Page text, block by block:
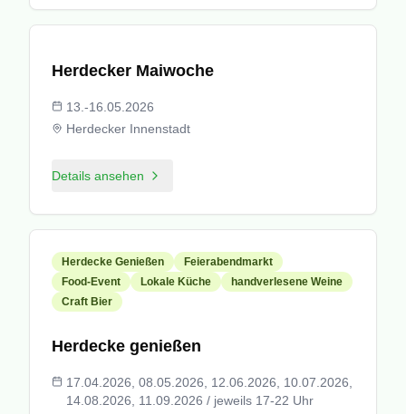
© Stadt Herdecke
Herdecker Maiwoche
13.-16.05.2026
Herdecker Innenstadt
Details ansehen
Herdecke Genießen
Feierabendmarkt
Food-Event
Lokale Küche
handverlesene Weine
Craft Bier
Herdecke genießen
17.04.2026, 08.05.2026, 12.06.2026, 10.07.2026,
14.08.2026, 11.09.2026 / jeweils 17-22 Uhr